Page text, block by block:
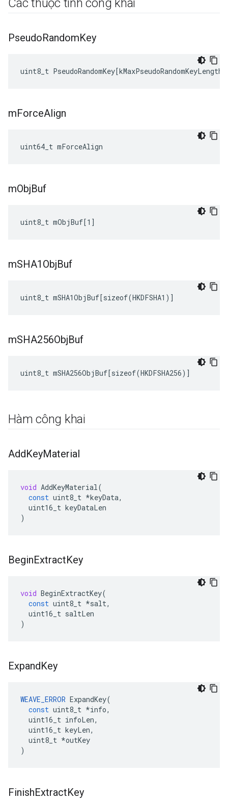
Các thuộc tính công khai
PseudoRandomKey
uint8_t PseudoRandomKey[kMaxPseudoRandomKeyLength
mForceAlign
uint64_t mForceAlign
mObjBuf
uint8_t mObjBuf[1]
mSHA1ObjBuf
uint8_t mSHA1ObjBuf[sizeof(HKDFSHA1)]
mSHA256ObjBuf
uint8_t mSHA256ObjBuf[sizeof(HKDFSHA256)]
Hàm công khai
AddKeyMaterial
void AddKeyMaterial(
const uint8_t *keyData,
uint16_t keyDataLen
)
BeginExtractKey
void BeginExtractKey(
const uint8_t *salt,
uint16_t saltLen
)
ExpandKey
WEAVE_ERROR ExpandKey(
const uint8_t *info,
uint16_t infoLen,
uint16_t keyLen,
uint8_t *outKey
)
FinishExtractKey